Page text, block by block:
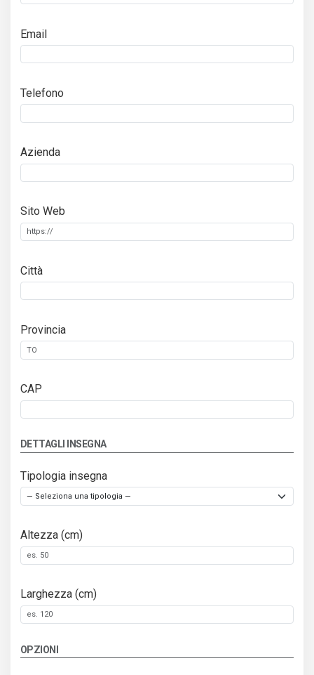
Email
Telefono
Azienda
Sito Web
Città
Provincia
CAP
DETTAGLI INSEGNA
Tipologia insegna
Altezza (cm)
Larghezza (cm)
OPZIONI